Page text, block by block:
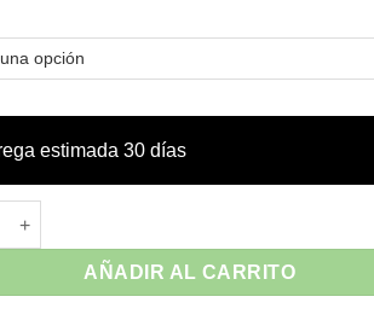
estimada 30 días
de Exterior PORTOFINO - Siesta
AÑADIR AL CARRITO